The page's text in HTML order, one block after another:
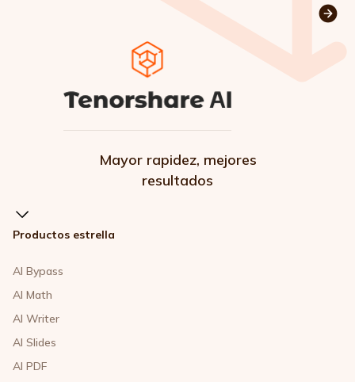
Mayor rapidez, mejores
resultados
Productos estrella
AI Bypass
AI Math
AI Writer
AI Slides
AI PDF